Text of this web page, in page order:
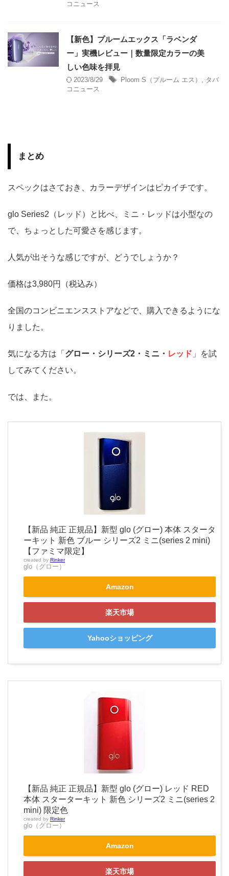
コニュース
【新色】プルームエックス「ラベンダ
ー」実機レビュー｜数量限定カラーの美
しい色味を拝見
2023/8/29 Ploom S（プルーム エス）
タバ
コニュース
まとめ
スペックはさておき、カラーデザインはピカイチです。
glo Series2（レッド）と比べ、ミニ・レッドは小型なの
で、ちょっとした可愛さを感じます。
人気が出そうな感じですが、どうでしょうか？
価格は3,980円（税込み）
全国のコンビニエンスストアなどで、購入できるようにな
りました。
気になる方は「 グロー・シリーズ2・ミニ・ レッド 」を試
してみてください。
では、また。
【新品 純正 正規品】新型 glo (グロー) 本体 スタータ
ーキット 新色 ブルー シリーズ2 ミニ(series 2 mini)
【ファミマ限定】
created by Rinker
glo（グロー）
Amazon
楽天市場
Yahooショッピング
【新品 純正 正規品】新型 glo (グロー) レッド RED
本体 スターターキット 新色 シリーズ2 ミニ(series 2
mini) 限定色
created by Rinker
glo（グロー）
Amazon
楽天市場